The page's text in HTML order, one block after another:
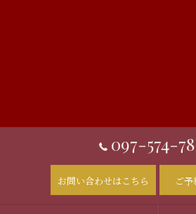
097-574-
お問い合わせはこちら ご予